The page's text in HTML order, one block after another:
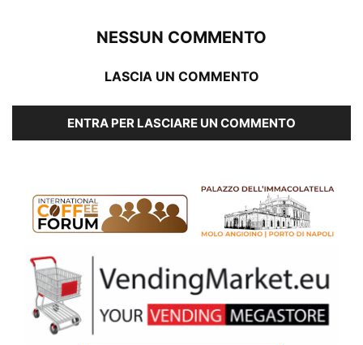
NESSUN COMMENTO
LASCIA UN COMMENTO
ENTRA PER LASCIARE UN COMMENTO